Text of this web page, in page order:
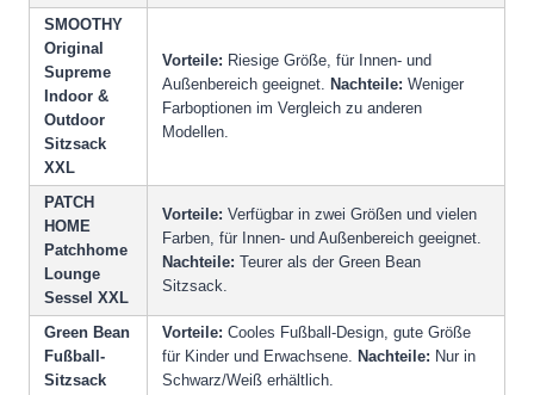
SMOOTHY
Original
Supreme
Indoor &
Outdoor
Sitzsack
XXL
Vorteile: Riesige Größe, für Innen- und
Außenbereich geeignet. Nachteile: Weniger
Farboptionen im Vergleich zu anderen
Modellen.
PATCH
HOME
Patchhome
Lounge
Sessel XXL
Vorteile: Verfügbar in zwei Größen und vielen
Farben, für Innen- und Außenbereich geeignet.
Nachteile: Teurer als der Green Bean
Sitzsack.
Green Bean
Fußball-
Sitzsack
Vorteile: Cooles Fußball-Design, gute Größe
für Kinder und Erwachsene. Nachteile: Nur in
Schwarz/Weiß erhältlich.